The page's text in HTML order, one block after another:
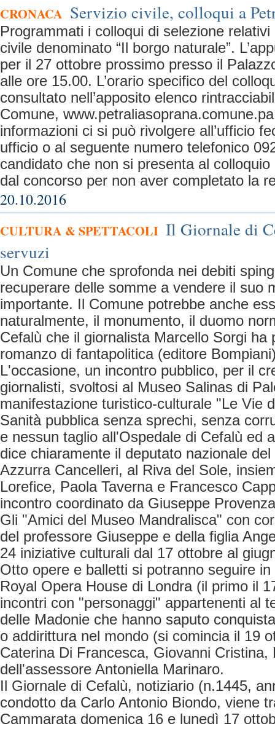
CRONACA Servizio civile, colloqui a
Programmati i colloqui di selezione
civile denominato “Il borgo naturale”.
per il 27 ottobre prossimo presso il
alle ore 15.00. L’orario specifico del
consultato nell’apposito elenco
Comune,
informazioni ci si può rivolgere all’ufficio
ufficio o al seguente numero telefonico
candidato che non si presenta al
dal concorso per non aver completato la
20.10.2016
CULTURA & SPETTACOLI Il Giornale di
servuzi
Un Comune che sprofonda nei debiti
recuperare delle somme a vendere il suo
importante. Il Comune potrebbe anche
naturalmente, il monumento, il duomo
Cefalù che il giornalista Marcello Sorgi ha
romanzo di fantapolitica (editore
L'occasione, un incontro pubblico, per il
giornalisti, svoltosi al Museo Salinas di
manifestazione turistico-culturale "Le Vie
Sanità pubblica senza sprechi, senza
e nessun taglio all'Ospedale di Cefalù ed
dice chiaramente il deputato nazionale
Azzurra Cancelleri, al Riva del Sole,
Lorefice, Paola Taverna e Francesco
incontro coordinato da Giuseppe
Gli "Amici del Museo Mandralisca" con
del professore Giuseppe e della figlia
24 iniziative culturali dal 17 ottobre al
Otto opere e balletti si potranno seguire
Royal Opera House di Londra (il primo il
incontri con "personaggi" appartenenti al
delle Madonie che hanno saputo
o addirittura nel mondo (si comincia il 19
Caterina Di Francesca, Giovanni Cristina,
dell'assessore Antoniella Marinaro.
Il Giornale di Cefalù, notiziario (n.1445,
condotto da Carlo Antonio Biondo, viene
Cammarata domenica 16 e lunedì 17